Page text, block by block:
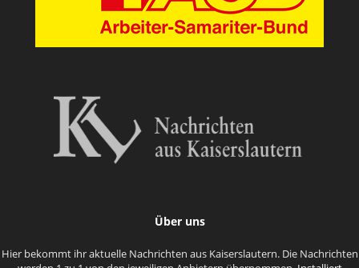
Über uns
Hier bekommt ihr aktuelle Nachrichten aus Kaiserslautern. Die Nachrichten